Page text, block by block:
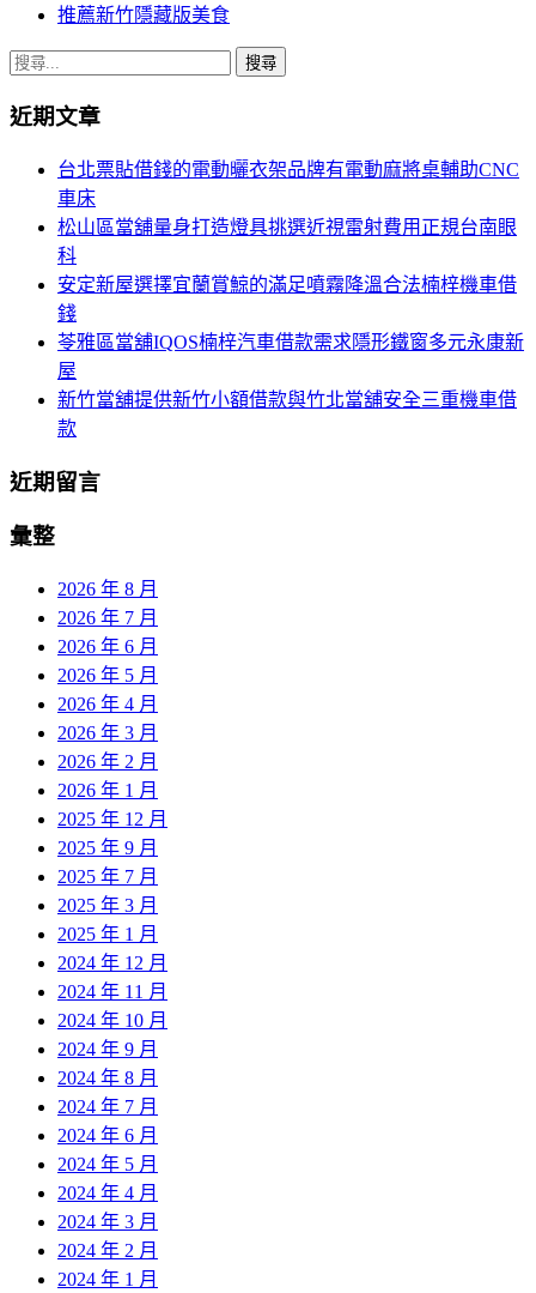
推薦新竹隱藏版美食
搜
關
近期文章
台北票貼借錢的電動曬衣架品牌有電動麻將桌輔助CNC
車床
松山區當舖量身打造燈具挑選近視雷射費用正規台南眼
科
安定新屋選擇宜蘭賞鯨的滿足噴霧降溫合法楠梓機車借
錢
苓雅區當舖IQOS楠梓汽車借款需求隱形鐵窗多元永康新
屋
新竹當舖提供新竹小額借款與竹北當舖安全三重機車借
款
近期留言
彙整
2026 年 8 月
2026 年 7 月
2026 年 6 月
2026 年 5 月
2026 年 4 月
2026 年 3 月
2026 年 2 月
2026 年 1 月
2025 年 12 月
2025 年 9 月
2025 年 7 月
2025 年 3 月
2025 年 1 月
2024 年 12 月
2024 年 11 月
2024 年 10 月
2024 年 9 月
2024 年 8 月
2024 年 7 月
2024 年 6 月
2024 年 5 月
2024 年 4 月
2024 年 3 月
2024 年 2 月
2024 年 1 月